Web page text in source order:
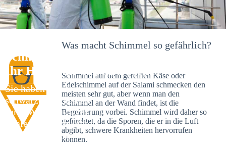
Schimmelexperte in Weigendorf –
Ihr Helfer an Ort und Stelle
Sie haben kürzlich
schwarze Flecken an
Ihrer Wand entdeckt?
Schlechte Nachrichten:
Sie haben einen
Was macht Schimmel so gefährlich?
Schimmel auf dem gereiften Käse oder
Edelschimmel auf der Salami schmecken den
meisten sehr gut, aber wenn man den
Schimmel an der Wand findet, ist die
Begeisterung vorbei. Schimmel wird daher so
gefürchtet, da die Sporen, die er in die Luft
abgibt, schwere Krankheiten hervorrufen
können.